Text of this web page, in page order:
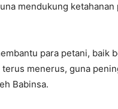
mendukung ketahanan
para petani, baik
menerus, guna
Babinsa.